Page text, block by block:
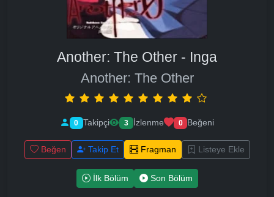
Another: The Other - Inga
Another: The Other
0 Takipçi 3 İzlenme 0 Beğeni
Beğen Takip Et Fragman Listeye Ekle
İlk Bölüm Son Bölüm